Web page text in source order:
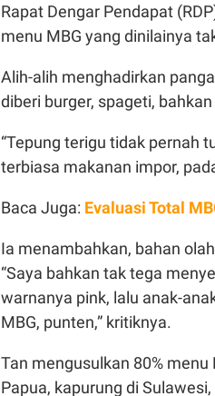
Rapat Dengar Pendapat
menu MBG yang dinilainya
Alih-alih menghadirkan
diberi burger, spageti,
“Tepung terigu tidak pernah
terbiasa makanan impor,
Baca Juga: Evaluasi Total
Ia menambahkan, bahan
“Saya bahkan tak tega
warnanya pink, lalu anak-
MBG, punten,” kritiknya.
Tan mengusulkan 80%
Papua, kapurung di